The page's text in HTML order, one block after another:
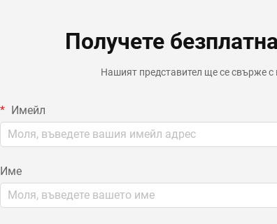
Получете
Нашият представител ще се свърже с
Имейл
Име